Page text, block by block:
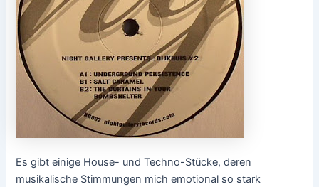
Es gibt einige House- und Techno-Stücke, deren
musikalische Stimmungen mich emotional so stark